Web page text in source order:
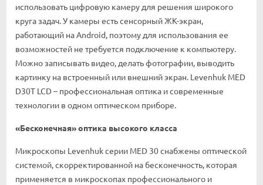
использовать цифровую камеру для решения широкого
круга задач. У камеры есть сенсорный ЖК-экран,
работающий на Android, поэтому для использования ее
возможностей не требуется подключение к компьютеру.
Можно записывать видео, делать фотографии, выводить
картинку на встроенный или внешний экран. Levenhuk MED
D30T LCD – профессиональная оптика и современные
технологии в одном оптическом приборе.
«Бесконечная» оптика высокого класса
Микроскопы Levenhuk серии MED 30 снабжены оптической
системой, скорректированной на бесконечность, которая
применяется в микроскопах профессионального и